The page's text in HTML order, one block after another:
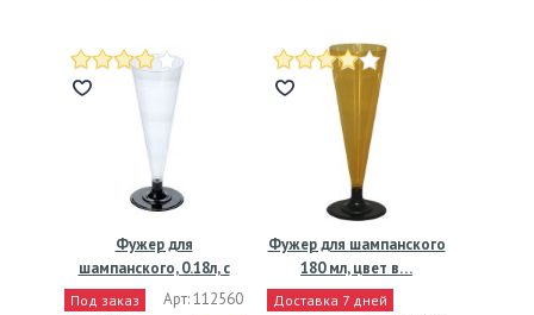
Фужер для
шампанского, 0.18л, с
черной…
Под заказ Арт: 112560
Фужер для шампанского
180 мл, цвет в…
Доставка 7 дней